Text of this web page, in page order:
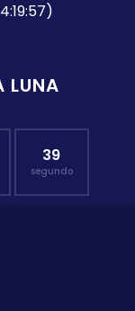
LUNA
39
segundo